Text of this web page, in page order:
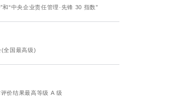
“中央企业责任管理·先锋 30 指数”
全国最高级)
价结果最高等级 A 级